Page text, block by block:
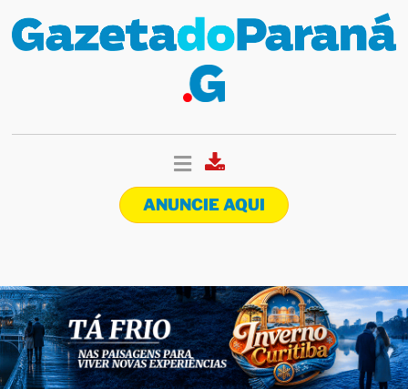
ANUNCIE AQUI